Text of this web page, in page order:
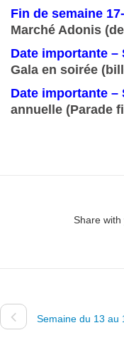
Fin de semaine
Marché Adonis
Date importante –
Gala en soirée
Date importante –
annuelle (Parade
Share with
Semaine du 13 au